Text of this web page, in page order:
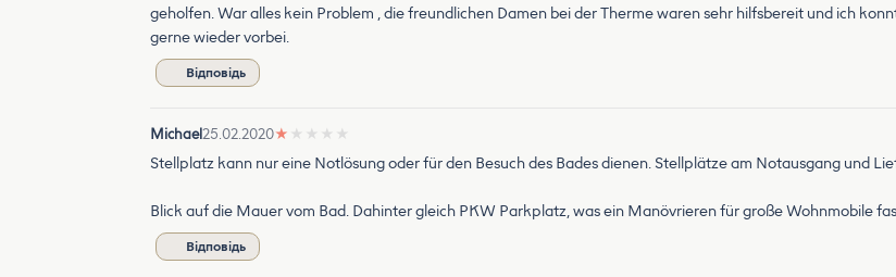
geholfen. War alles kein Problem , die freundlichen Damen bei der Therme waren sehr hilfsbereit und ich
gerne wieder vorbei.
Відповідь
Michael25.02.2020★ ★ ★ ★ ★
Stellplatz kann nur eine Notlösung oder für den Besuch des Bades dienen. Stellplätze am Notausgang und
Blick auf die Mauer vom Bad. Dahinter gleich PKW Parkplatz, was ein Manövrieren für große Wohnmobile
Відповідь